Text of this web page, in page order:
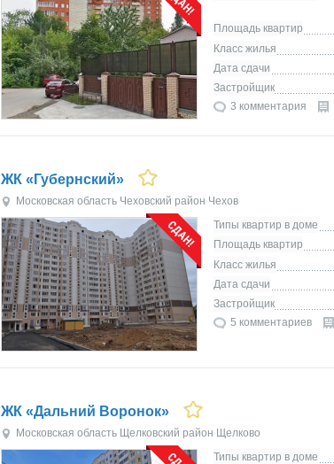
Площадь квартир
Класс жилья
Дата сдачи
Застройщик
3 комментария
ЖК «Губернский»
Московская область Чеховский район Чехов
Типы квартир в доме
Площадь квартир
Класс жилья
Дата сдачи
Застройщик
5 комментариев
ЖК «Дальний Воронок»
Московская область Щелковский район Щелково
Типы квартир в доме